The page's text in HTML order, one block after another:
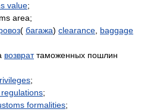
value;
area;
( багажа) clearance baggage
возвраттаможенных пошлин
;
;
formalities;